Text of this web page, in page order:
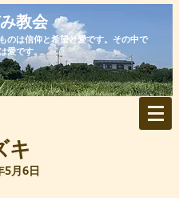
教会
のは信仰と希望と愛です。その中で
愛です。
キ
5月6日